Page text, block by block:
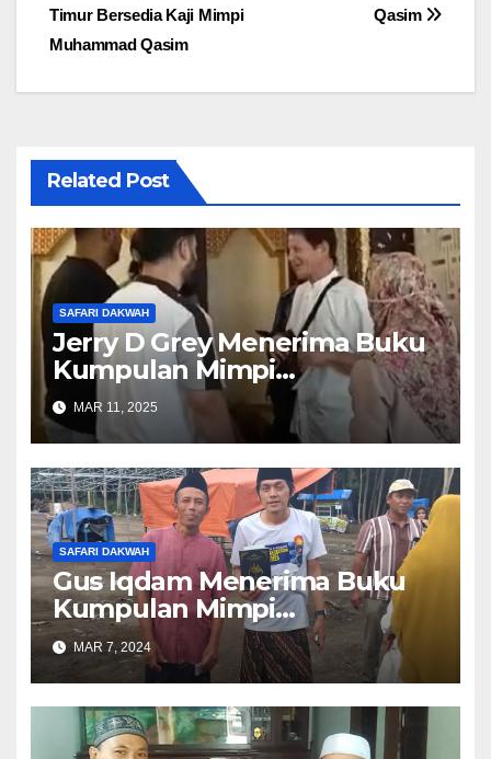
Qasim
Timur Bersedia Kaji Mimpi
Muhammad Qasim
Related Post
SAFARI DAKWAH
Jerry D Grey Menerima Buku
Kumpulan Mimpi
Muhammad Qasim
MAR 11, 2025
SAFARI DAKWAH
Gus Iqdam Menerima Buku
Kumpulan Mimpi
Muhammad Qasim
MAR 7, 2024